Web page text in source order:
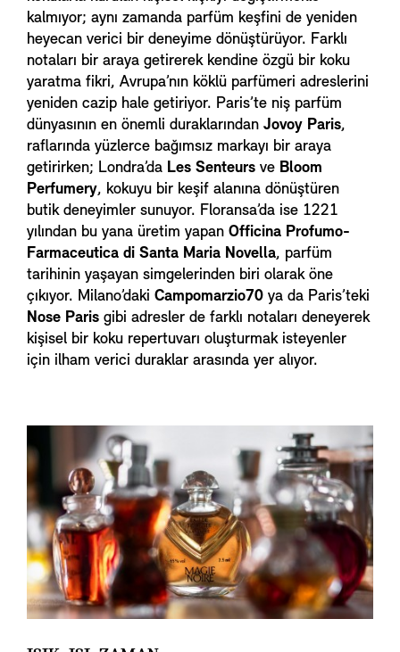
kalmıyor; aynı zamanda parfüm keşfini de yeniden
heyecan verici bir deneyime dönüştürüyor. Farklı
notaları bir araya getirerek kendine özgü bir koku
yaratma fikri, Avrupa’nın köklü parfümeri adreslerini
yeniden cazip hale getiriyor. Paris’te niş parfüm
dünyasının en önemli duraklarından Jovoy Paris,
raflarında yüzlerce bağımsız markayı bir araya
getirirken; Londra’da Les Senteurs ve Bloom
Perfumery, kokuyu bir keşif alanına dönüştüren
butik deneyimler sunuyor. Floransa’da ise 1221
yılından bu yana üretim yapan Officina Profumo-
Farmaceutica di Santa Maria Novella, parfüm
tarihinin yaşayan simgelerinden biri olarak öne
çıkıyor. Milano’daki Campomarzio70 ya da Paris’teki
Nose Paris gibi adresler de farklı notaları deneyerek
kişisel bir koku repertuvarı oluşturmak isteyenler
için ilham verici duraklar arasında yer alıyor.